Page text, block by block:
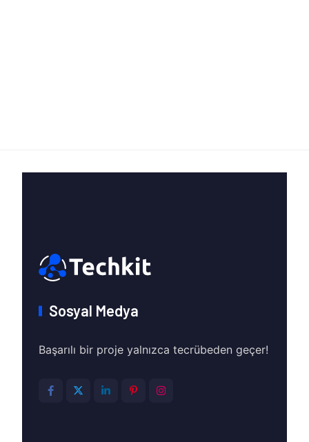
Sosyal Medya
Başarılı bir proje yalnızca tecrübeden geçer!